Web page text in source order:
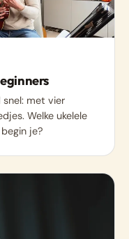
snel: met vier
Welke ukelele
je?